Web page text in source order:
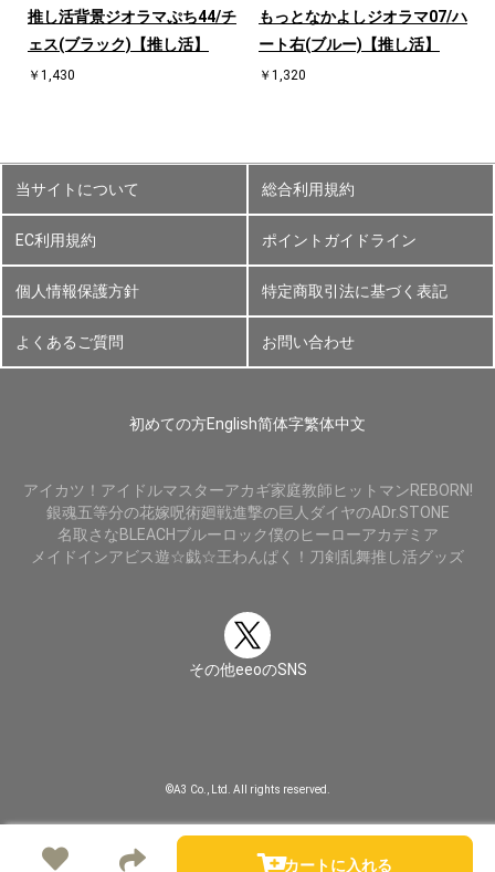
カートに入れる
推し活背景ジオラマぷち44/チ
ェス(ブラック)【推し活】
￥1,430
もっとなかよしジオラマ07/ハ
ート右(ブルー)【推し活】
￥1,320
当サイトについて 総合利用規約
EC利用規約 ポイントガイドライン
個人情報保護方針 特定商取引法に基づく表記
よくあるご質問 お問い合わせ
初めての方English简体字繁体中文
アイカツ！ アイドルマスターアカギ家庭教師ヒットマンREBORN!
銀魂五等分の花嫁呪術廻戦進撃の巨人 ダイヤのADr.STONE
名取さなBLEACHブルーロック僕のヒーローアカデミア
メイドインアビス遊☆戯☆王わんぱく！刀剣乱舞推し活グッズ
その他eeoのSNS
©A3 Co., Ltd. All rights reserved.